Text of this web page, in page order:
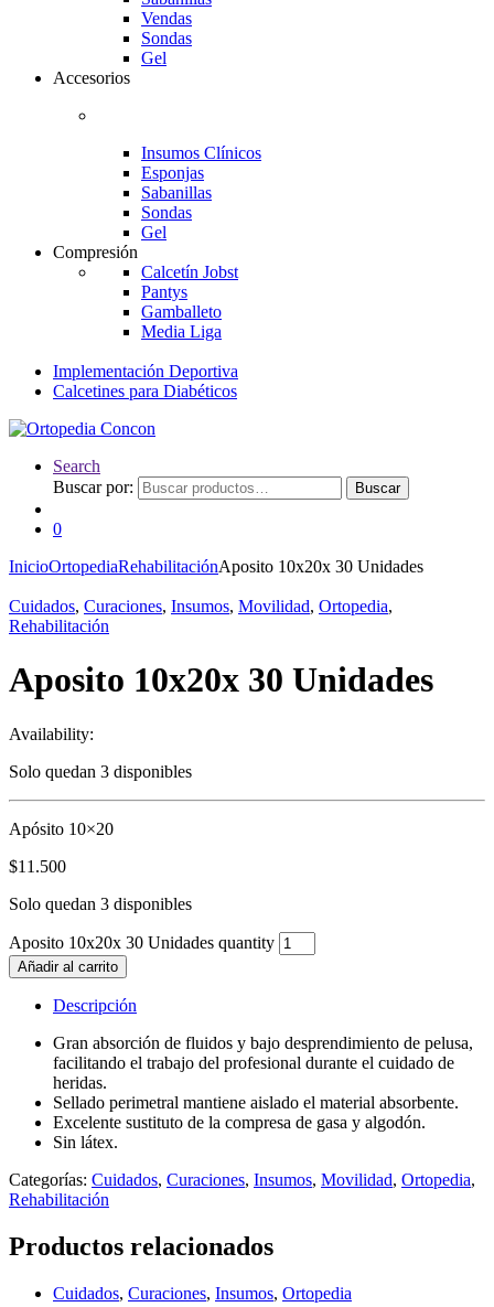
Vendas
Sondas
Gel
Accesorios
Insumos Clínicos
Esponjas
Sabanillas
Sondas
Gel
Compresión
Calcetín Jobst
Pantys
Gamballeto
Media Liga
Implementación Deportiva
Calcetines para Diabéticos
Search
Buscar por:
Buscar
0
InicioOrtopediaRehabilitaciónAposito 10x20x 30 Unidades
Cuidados, Curaciones, Insumos, Movilidad, Ortopedia,
Rehabilitación
Aposito 10x20x 30 Unidades
Availability:
Solo quedan 3 disponibles
Apósito 10×20
$11.500
Solo quedan 3 disponibles
Aposito 10x20x 30 Unidades quantity
Añadir al carrito
Descripción
Gran absorción de fluidos y bajo desprendimiento de pelusa,
facilitando el trabajo del profesional durante el cuidado de
heridas.
Sellado perimetral mantiene aislado el material absorbente.
Excelente sustituto de la compresa de gasa y algodón.
Sin látex.
Categorías: Cuidados, Curaciones, Insumos, Movilidad, Ortopedia,
Rehabilitación
Productos relacionados
Cuidados, Curaciones, Insumos, Ortopedia